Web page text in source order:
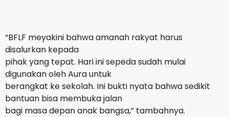
“BFLF meyakini bahwa amanah rakyat harus
disalurkan kepada
pihak yang tepat. Hari ini sepeda sudah mulai
digunakan oleh Aura untuk
berangkat ke sekolah. Ini bukti nyata bahwa sedikit
bantuan bisa membuka jalan
bagi masa depan anak bangsa,” tambahnya.